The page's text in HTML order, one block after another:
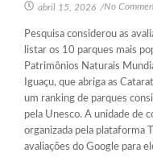
abril 15, 2026 /No
Pesquisa considerou as
listar os 10 parques mais
Patrimônios Naturais
Iguaçu, que abriga as
um ranking de parques
pela Unesco. A unidade de
organizada pela plataforma
avaliações do Google para